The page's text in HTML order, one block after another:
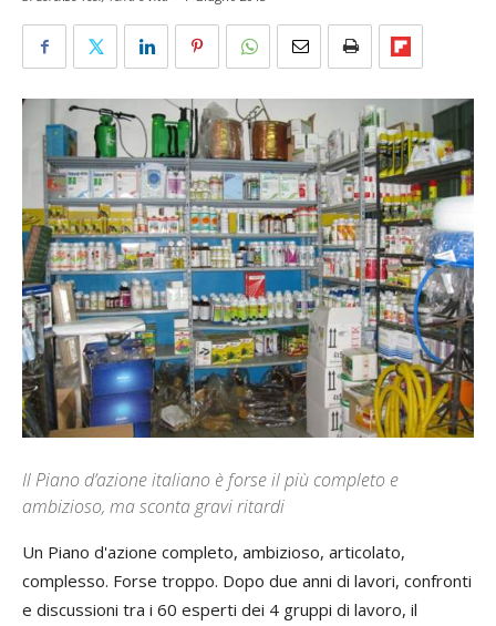
Il Piano d’azione italiano è forse il più completo e
ambizioso, ma sconta gravi ritardi
Un Piano d'azione completo, ambizioso, articolato,
complesso. Forse troppo. Dopo due anni di lavori, confronti
e discussioni tra i 60 esperti dei 4 gruppi di lavoro, il